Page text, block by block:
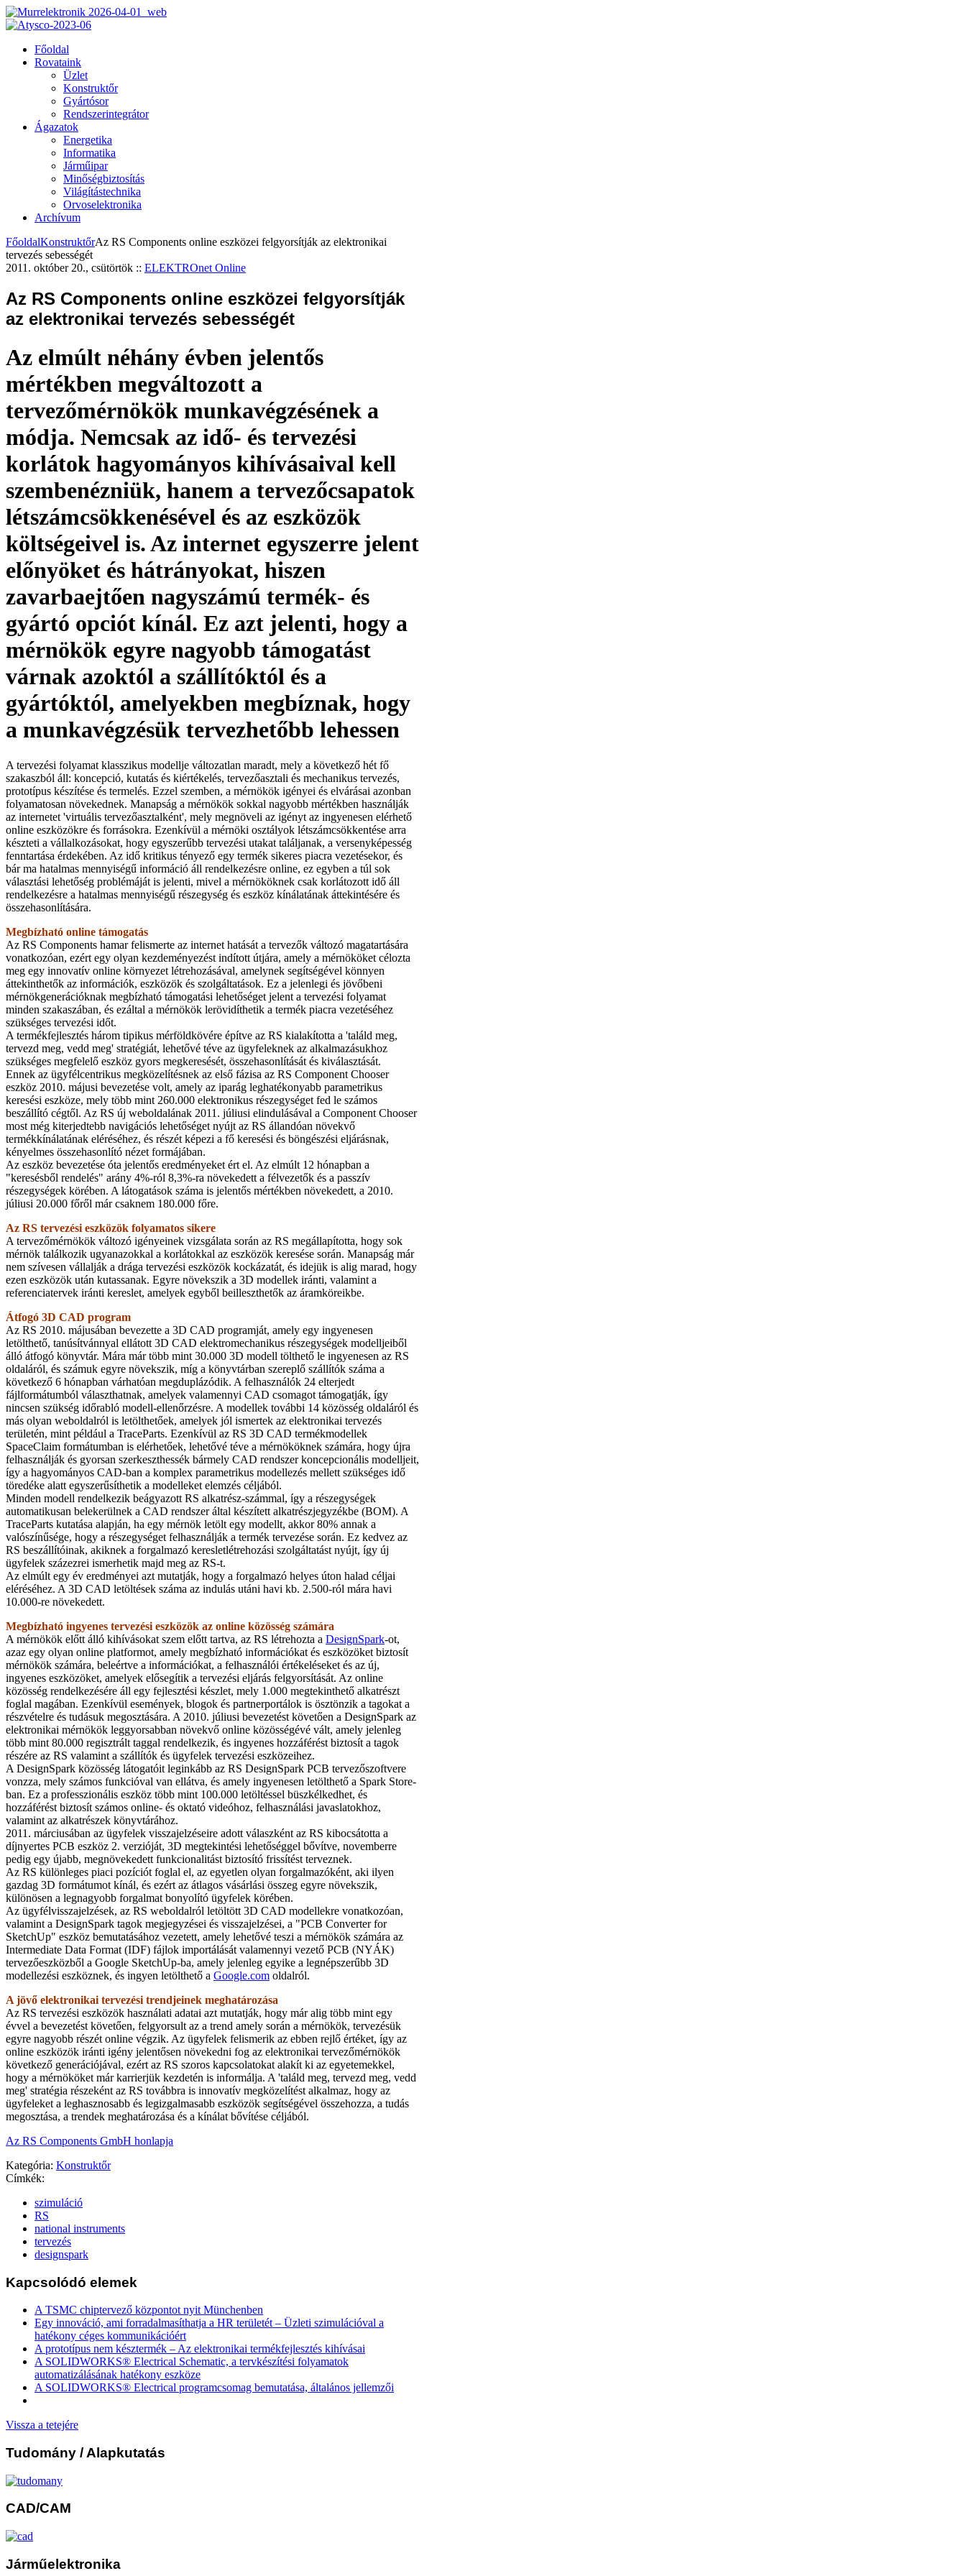
Főoldal
Rovataink
Üzlet
Konstruktőr
Gyártósor
Rendszerintegrátor
Ágazatok
Energetika
Informatika
Járműipar
Minőségbiztosítás
Világítástechnika
Orvoselektronika
Archívum
FőoldalKonstruktőrAz RS Components online eszközei felgyorsítják az elektronikai
tervezés sebességét
2011. október 20., csütörtök :: ELEKTROnet Online
Az RS Components online eszközei felgyorsítják
az elektronikai tervezés sebességét
Az elmúlt néhány évben jelentős
mértékben megváltozott a
tervezőmérnökök munkavégzésének a
módja. Nemcsak az idő- és tervezési
korlátok hagyományos kihívásaival kell
szembenézniük, hanem a tervezőcsapatok
létszámcsökkenésével és az eszközök
költségeivel is. Az internet egyszerre jelent
előnyöket és hátrányokat, hiszen
zavarbaejtően nagyszámú termék- és
gyártó opciót kínál. Ez azt jelenti, hogy a
mérnökök egyre nagyobb támogatást
várnak azoktól a szállítóktól és a
gyártóktól, amelyekben megbíznak, hogy
a munkavégzésük tervezhetőbb lehessen
A tervezési folyamat klasszikus modellje változatlan maradt, mely a következő hét fő
szakaszból áll: koncepció, kutatás és kiértékelés, tervezőasztali és mechanikus tervezés,
prototípus készítése és termelés. Ezzel szemben, a mérnökök igényei és elvárásai azonban
folyamatosan növekednek. Manapság a mérnökök sokkal nagyobb mértékben használják
az internetet 'virtuális tervezőasztalként', mely megnöveli az igényt az ingyenesen elérhető
online eszközökre és forrásokra. Ezenkívül a mérnöki osztályok létszámcsökkentése arra
készteti a vállalkozásokat, hogy egyszerűbb tervezési utakat találjanak, a versenyképesség
fenntartása érdekében. Az idő kritikus tényező egy termék sikeres piacra vezetésekor, és
bár ma hatalmas mennyiségű információ áll rendelkezésre online, ez egyben a túl sok
választási lehetőség problémáját is jelenti, mivel a mérnököknek csak korlátozott idő áll
rendelkezésre a hatalmas mennyiségű részegység és eszköz kínálatának áttekintésére és
összehasonlítására.
Megbízható online támogatás
Az RS Components hamar felismerte az internet hatását a tervezők változó magatartására
vonatkozóan, ezért egy olyan kezdeményezést indított útjára, amely a mérnököket célozta
meg egy innovatív online környezet létrehozásával, amelynek segítségével könnyen
áttekinthetők az információk, eszközök és szolgáltatások. Ez a jelenlegi és jövőbeni
mérnökgenerációknak megbízható támogatási lehetőséget jelent a tervezési folyamat
minden szakaszában, és ezáltal a mérnökök lerövidíthetik a termék piacra vezetéséhez
szükséges tervezési időt.
A termékfejlesztés három tipikus mérföldkövére építve az RS kialakította a 'találd meg,
tervezd meg, vedd meg' stratégiát, lehetővé téve az ügyfeleknek az alkalmazásukhoz
szükséges megfelelő eszköz gyors megkeresését, összehasonlítását és kiválasztását.
Ennek az ügyfélcentrikus megközelítésnek az első fázisa az RS Component Chooser
eszköz 2010. májusi bevezetése volt, amely az iparág leghatékonyabb parametrikus
keresési eszköze, mely több mint 260.000 elektronikus részegységet fed le számos
beszállító cégtől. Az RS új weboldalának 2011. júliusi elindulásával a Component Chooser
most még kiterjedtebb navigációs lehetőséget nyújt az RS állandóan növekvő
termékkínálatának eléréséhez, és részét képezi a fő keresési és böngészési eljárásnak,
kényelmes összehasonlító nézet formájában.
Az eszköz bevezetése óta jelentős eredményeket ért el. Az elmúlt 12 hónapban a
"keresésből rendelés" arány 4%-ról 8,3%-ra növekedett a félvezetők és a passzív
részegységek körében. A látogatások száma is jelentős mértékben növekedett, a 2010.
júliusi 20.000 főről már csaknem 180.000 főre.
Az RS tervezési eszközök folyamatos sikere
A tervezőmérnökök változó igényeinek vizsgálata során az RS megállapította, hogy sok
mérnök találkozik ugyanazokkal a korlátokkal az eszközök keresése során. Manapság már
nem szívesen vállalják a drága tervezési eszközök kockázatát, és idejük is alig marad, hogy
ezen eszközök után kutassanak. Egyre növekszik a 3D modellek iránti, valamint a
referenciatervek iránti kereslet, amelyek egyből beilleszthetők az áramköreikbe.
Átfogó 3D CAD program
Az RS 2010. májusában bevezette a 3D CAD programját, amely egy ingyenesen
letölthető, tanúsítvánnyal ellátott 3D CAD elektromechanikus részegységek modelljeiből
álló átfogó könyvtár. Mára már több mint 30.000 3D modell tölthető le ingyenesen az RS
oldaláról, és számuk egyre növekszik, míg a könyvtárban szereplő szállítók száma a
következő 6 hónapban várhatóan megduplázódik. A felhasználók 24 elterjedt
fájlformátumból választhatnak, amelyek valamennyi CAD csomagot támogatják, így
nincsen szükség időrabló modell-ellenőrzésre. A modellek további 14 közösség oldaláról és
más olyan weboldalról is letölthetőek, amelyek jól ismertek az elektronikai tervezés
területén, mint például a TraceParts. Ezenkívül az RS 3D CAD termékmodellek
SpaceClaim formátumban is elérhetőek, lehetővé téve a mérnököknek számára, hogy újra
felhasználják és gyorsan szerkeszthessék bármely CAD rendszer koncepcionális modelljeit,
így a hagyományos CAD-ban a komplex parametrikus modellezés mellett szükséges idő
töredéke alatt egyszerűsíthetik a modelleket elemzés céljából.
Minden modell rendelkezik beágyazott RS alkatrész-számmal, így a részegységek
automatikusan belekerülnek a CAD rendszer által készített alkatrészjegyzékbe (BOM). A
TraceParts kutatása alapján, ha egy mérnök letölt egy modellt, akkor 80% annak a
valószínűsége, hogy a részegységet felhasználják a termék tervezése során. Ez kedvez az
RS beszállítóinak, akiknek a forgalmazó keresletlétrehozási szolgáltatást nyújt, így új
ügyfelek százezrei ismerhetik majd meg az RS-t.
Az elmúlt egy év eredményei azt mutatják, hogy a forgalmazó helyes úton halad céljai
eléréséhez. A 3D CAD letöltések száma az indulás utáni havi kb. 2.500-ról mára havi
10.000-re növekedett.
Megbízható ingyenes tervezési eszközök az online közösség számára
A mérnökök előtt álló kihívásokat szem előtt tartva, az RS létrehozta a DesignSpark-ot,
azaz egy olyan online platformot, amely megbízható információkat és eszközöket biztosít
mérnökök számára, beleértve a információkat, a felhasználói értékeléseket és az új,
ingyenes eszközöket, amelyek elősegítik a tervezési eljárás felgyorsítását. Az online
közösség rendelkezésére áll egy fejlesztési készlet, mely 1.000 megtekinthető alkatrészt
foglal magában. Ezenkívül események, blogok és partnerportálok is ösztönzik a tagokat a
részvételre és tudásuk megosztására. A 2010. júliusi bevezetést követően a DesignSpark az
elektronikai mérnökök leggyorsabban növekvő online közösségévé vált, amely jelenleg
több mint 80.000 regisztrált taggal rendelkezik, és ingyenes hozzáférést biztosít a tagok
részére az RS valamint a szállítók és ügyfelek tervezési eszközeihez.
A DesignSpark közösség látogatóit leginkább az RS DesignSpark PCB tervezőszoftvere
vonzza, mely számos funkcióval van ellátva, és amely ingyenesen letölthető a Spark Store-
ban. Ez a professzionális eszköz több mint 100.000 letöltéssel büszkélkedhet, és
hozzáférést biztosít számos online- és oktató videóhoz, felhasználási javaslatokhoz,
valamint az alkatrészek könyvtárához.
2011. márciusában az ügyfelek visszajelzéseire adott válaszként az RS kibocsátotta a
díjnyertes PCB eszköz 2. verzióját, 3D megtekintési lehetőséggel bővítve, novemberre
pedig egy újabb, megnövekedett funkcionalitást biztosító frissítést terveznek.
Az RS különleges piaci pozíciót foglal el, az egyetlen olyan forgalmazóként, aki ilyen
gazdag 3D formátumot kínál, és ezért az átlagos vásárlási összeg egyre növekszik,
különösen a legnagyobb forgalmat bonyolító ügyfelek körében.
Az ügyfélvisszajelzések, az RS weboldalról letöltött 3D CAD modellekre vonatkozóan,
valamint a DesignSpark tagok megjegyzései és visszajelzései, a "PCB Converter for
SketchUp" eszköz bemutatásához vezetett, amely lehetővé teszi a mérnökök számára az
Intermediate Data Format (IDF) fájlok importálását valamennyi vezető PCB (NYÁK)
tervezőeszközből a Google SketchUp-ba, amely jelenleg egyike a legnépszerűbb 3D
modellezési eszköznek, és ingyen letölthető a Google.com oldalról.
A jövő elektronikai tervezési trendjeinek meghatározása
Az RS tervezési eszközök használati adatai azt mutatják, hogy már alig több mint egy
évvel a bevezetést követően, felgyorsult az a trend amely során a mérnökök, tervezésük
egyre nagyobb részét online végzik. Az ügyfelek felismerik az ebben rejlő értéket, így az
online eszközök iránti igény jelentősen növekedni fog az elektronikai tervezőmérnökök
következő generációjával, ezért az RS szoros kapcsolatokat alakít ki az egyetemekkel,
hogy a mérnököket már karrierjük kezdetén is informálja. A 'találd meg, tervezd meg, vedd
meg' stratégia részeként az RS továbbra is innovatív megközelítést alkalmaz, hogy az
ügyfeleket a leghasznosabb és legizgalmasabb eszközök segítségével összehozza, a tudás
megosztása, a trendek meghatározása és a kínálat bővítése céljából.
Az RS Components GmbH honlapja
Kategória: Konstruktőr
Címkék:
szimuláció
RS
national instruments
tervezés
designspark
Kapcsolódó elemek
A TSMC chiptervező központot nyit Münchenben
Egy innováció, ami forradalmasíthatja a HR területét – Üzleti szimulációval a
hatékony céges kommunikációért
A prototípus nem késztermék – Az elektronikai termékfejlesztés kihívásai
A SOLIDWORKS® Electrical Schematic, a tervkészítési folyamatok
automatizálásának hatékony eszköze
A SOLIDWORKS® Electrical programcsomag bemutatása, általános jellemzői
Vissza a tetejére
Tudomány / Alapkutatás
CAD/CAM
Járműelektronika